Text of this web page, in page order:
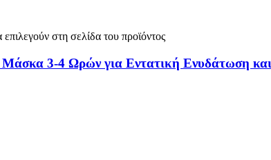
στη σελίδα του προϊόντος
3-4 Ωρών για Εντατική Ενυδάτωση